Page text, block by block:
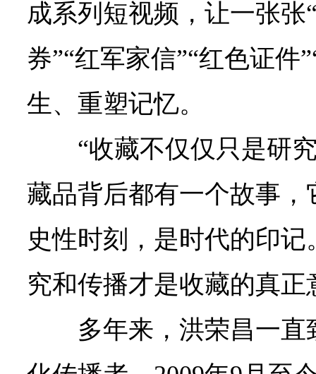
成系列短视频，让一张张
券”“红军家信”“红色证件
生、重塑记忆。
“收藏不仅仅只是研
藏品背后都有一个故事
史性时刻，是时代的印
究和传播才是收藏的真正
多年来，洪荣昌一